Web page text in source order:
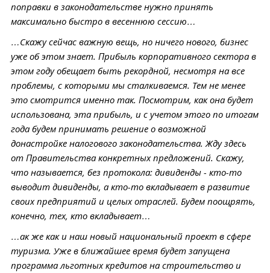
поправки в законодательстве нужно принять
максимально быстро в весеннюю сессию…
…Скажу сейчас важную вещь, но ничего нового, бизнес
уже об этом знает. Прибыль корпоративного сектора в
этом году обещает быть рекордной, несмотря на все
проблемы, с которыми мы сталкиваемся. Тем не менее
это смотрится именно так. Посмотрим, как она будет
использована, эта прибыль, и с учетом этого по итогам
года будем принимать решение о возможной
донастройке налогового законодательства. Жду здесь
от Правительства конкретных предложений. Скажу,
что называется, без протокола: дивиденды - кто-то
выводит дивиденды, а кто-то вкладывает в развитие
своих предприятий и целых отраслей. Будем поощрять,
конечно, тех, кто вкладывает…
…ак же как и наш новый национальный проект в сфере
туризма. Уже в ближайшее время будет запущена
программа льготных кредитов на строительство и